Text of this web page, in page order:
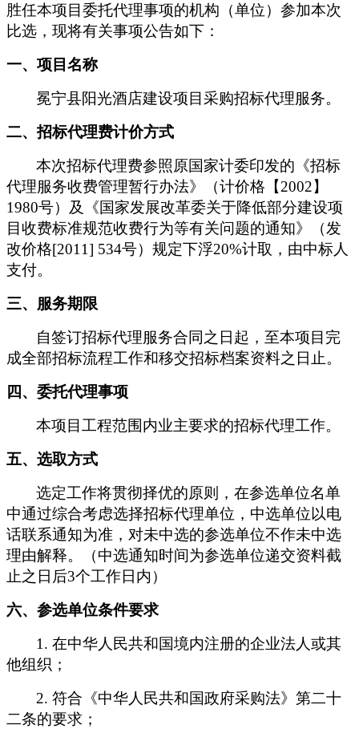
胜任本项目委托代理事项的机构（单位）参加本次
比选，现将有关事项公告如下：
一、项目名称
冕宁县阳光酒店建设项目采购招标代理服务。
二、招标代理费计价方式
本次招标代理费参照原国家计委印发的《招标
代理服务收费管理暂行办法》（计价格【2002】
1980号）及《国家发展改革委关于降低部分建设项
目收费标准规范收费行为等有关问题的通知》（发
改价格[2011] 534号）规定下浮20%计取，由中标人
支付。
三、服务期限
自签订招标代理服务合同之日起，至本项目完
成全部招标流程工作和移交招标档案资料之日止。
四、委托代理事项
本项目工程范围内业主要求的招标代理工作。
五、选取方式
选定工作将贯彻择优的原则，在参选单位名单
中通过综合考虑选择招标代理单位，中选单位以电
话联系通知为准，对未中选的参选单位不作未中选
理由解释。（中选通知时间为参选单位递交资料截
止之日后3个工作日内）
六、参选单位条件要求
1. 在中华人民共和国境内注册的企业法人或其
他组织；
2. 符合《中华人民共和国政府采购法》第二十
二条的要求；